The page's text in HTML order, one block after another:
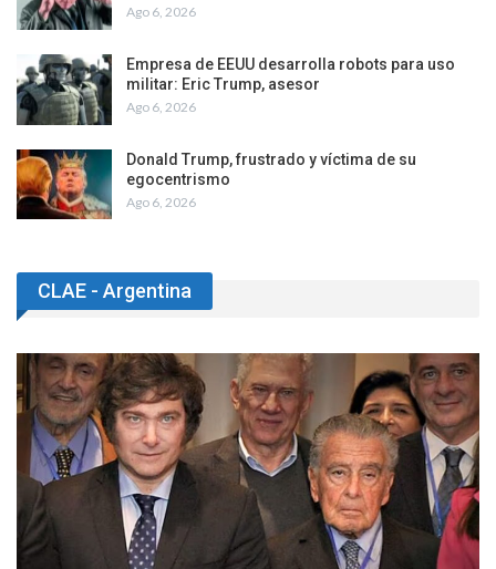
Ago 6, 2026
Empresa de EEUU desarrolla robots para uso
militar: Eric Trump, asesor
Ago 6, 2026
Donald Trump, frustrado y víctima de su
egocentrismo
Ago 6, 2026
CLAE - Argentina